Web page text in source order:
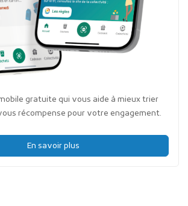
gratuite qui vous aide à mieux trier
récompense pour votre engagement.
En savoir plus